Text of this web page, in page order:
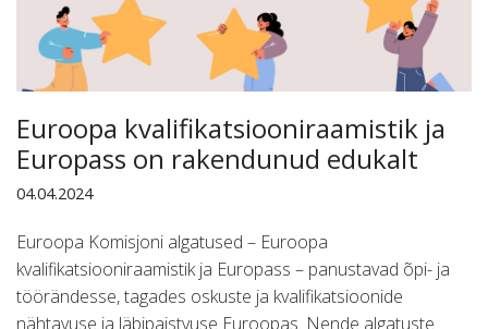
Euroopa kvalifikatsiooniraamistik ja
Europass on rakendunud edukalt
04.04.2024
Euroopa Komisjoni algatused – Euroopa
kvalifikatsiooniraamistik ja Europass – panustavad õpi- ja
töörändesse, tagades oskuste ja kvalifikatsioonide
nähtavuse ja läbipaistvuse Euroopas. Nende algatuste